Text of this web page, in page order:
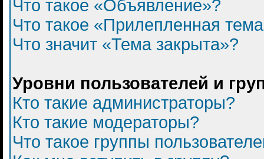
Что такое «Объявление»?
Что такое «Прилепленная
Что значит «Тема закрыта»?
Уровни пользователей и
Кто такие администраторы?
Кто такие модераторы?
Что такое группы